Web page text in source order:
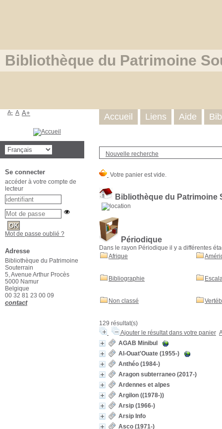
Bibliothèque du Patrimoine
Nouvelle recherche
Bibliothèque du Patrimoine
Périodique
Dans le rayon Périodique il y a différentes
Afrique
Bibliographie
Non classé
129 résultat(s)
Ajouter le résultat dans votre panier
AGAB Minibul
Al-Ouat'Ouate (1955-)
Anthéo (1984-)
Aragon subterraneo (2017-)
Ardennes et alpes
Argilon ((1978-))
Arsip (1966-)
Arsip Info
Asco (1971-)
Accueil Liens Aide
A- A A+
Se connecter
accéder à votre compte de
lecteur
Mot de passe oublié ?
Adresse
Bibliothèque du Patrimoine
Souterrain
5, Avenue Arthur Procès
5000 Namur
Belgique
00 32 81 23 00 09
contact